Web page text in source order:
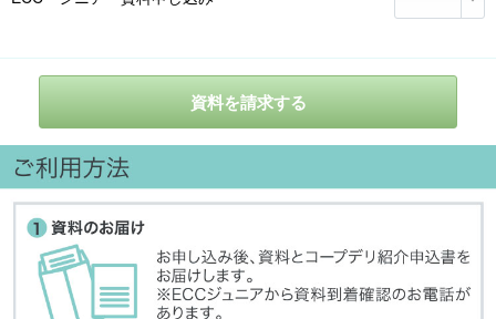
資料を請求する